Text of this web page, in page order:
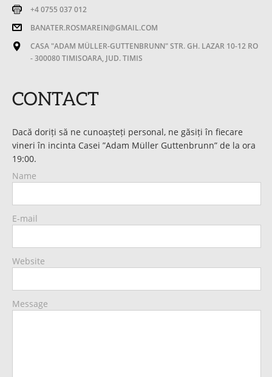
+4 0755 037 012
BANATER.ROSMAREIN@GMAIL.COM
CASA "ADAM MÜLLER-GUTTENBRUNN" STR. GH. LAZAR 10-12 RO
- 300080 TIMISOARA, JUD. TIMIS
CONTACT
Dacă doriți să ne cunoașteți personal, ne găsiți în fiecare
vineri în incinta Casei ”Adam Müller Guttenbrunn” de la ora
19:00.
Name
E-mail
Website
Message